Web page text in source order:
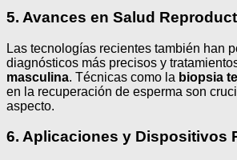
5. Avances en Salud
Las tecnologías recientes también han
diagnósticos más precisos y
masculina. Técnicas como la biopsia
en la recuperación de esperma son
aspecto.
6. Aplicaciones y Dispositivos